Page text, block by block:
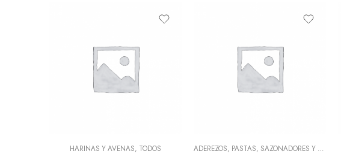
HARINAS Y AVENAS, TODOS
ADEREZOS, PASTAS, SAZONADORES Y CONDIMENTOS